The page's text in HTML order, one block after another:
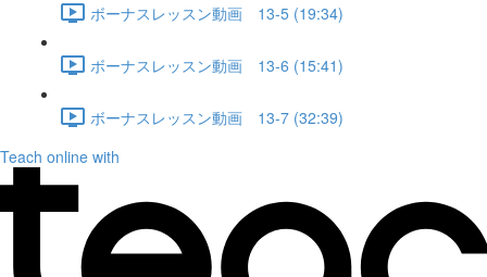
ボーナスレッスン動画 13-5 (19:34)
ボーナスレッスン動画 13-6 (15:41)
ボーナスレッスン動画 13-7 (32:39)
Teach online with